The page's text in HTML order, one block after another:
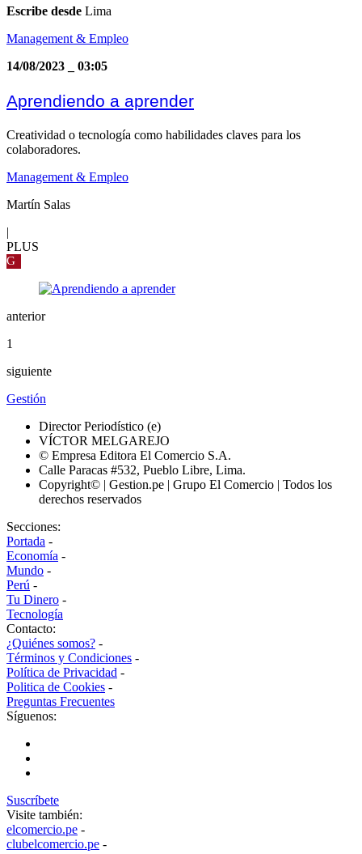
Escribe desde Lima
Management & Empleo
14/08/2023
03:05
Aprendiendo a aprender
Creatividad o tecnología como habilidades claves para los
colaboradores.
Management & Empleo
Martín Salas
|
PLUS
G
anterior
1
siguiente
Gestión
Director Periodístico (e)
VÍCTOR MELGAREJO
© Empresa Editora El Comercio S.A.
Calle Paracas #532, Pueblo Libre, Lima.
Copyright© | Gestion.pe | Grupo El Comercio | Todos los
derechos reservados
Secciones:
Portada -
Economía -
Mundo -
Perú -
Tu Dinero -
Tecnología
Contacto:
¿Quiénes somos? -
Términos y Condiciones -
Política de Privacidad -
Politica de Cookies -
Preguntas Frecuentes
Síguenos:
Suscríbete
Visite también:
elcomercio.pe -
clubelcomercio.pe -